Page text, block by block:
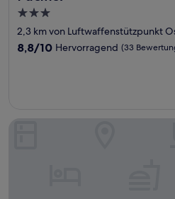
3.0-
Sterne-
Unterkunft
2,3 km von Luftwaffenstützpunkt
8.8
8,8/10 Hervorragend (33
Design Hotel Tteulaen